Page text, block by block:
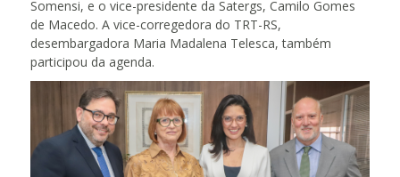
Somensi, e o vice-presidente da Satergs, Camilo Gomes
de Macedo. A vice-corregedora do TRT-RS,
desembargadora Maria Madalena Telesca, também
participou da agenda.